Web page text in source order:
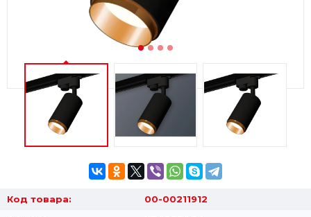
Код товара:
00-00211912